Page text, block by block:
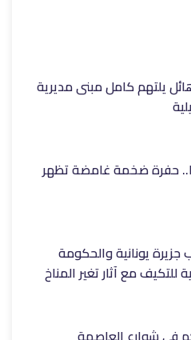
يلتهم كامل مبنى مديرية
حفرة ضخمة غامضة تظهر
يونانية والحكومة
للتكيف مع آثار تغير المناخ